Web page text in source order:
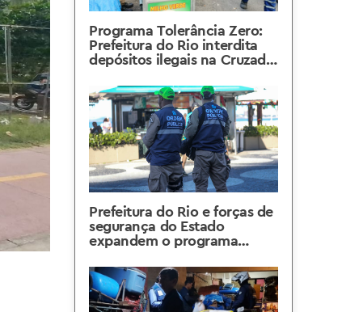
Programa Tolerância Zero:
Prefeitura do Rio interdita
depósitos ilegais na Cruzada
Prefeitura do Rio e forças de
segurança do Estado
expandem o programa